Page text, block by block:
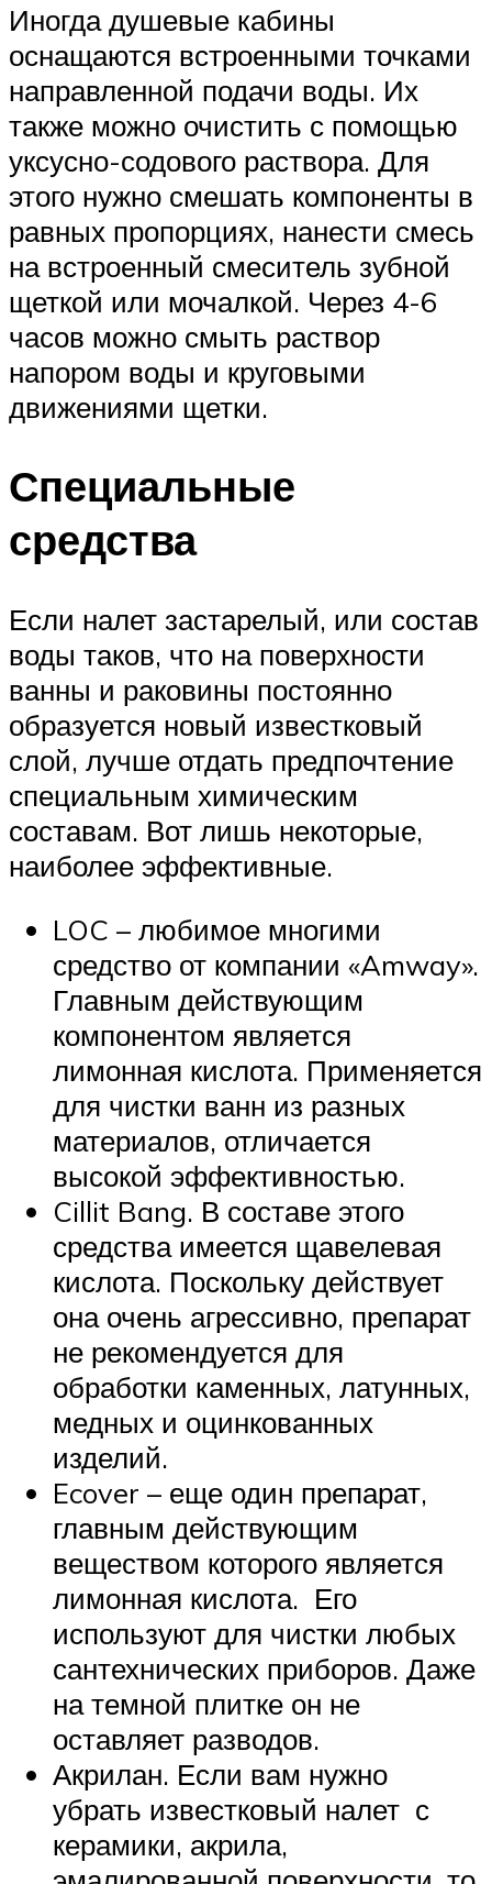
Иногда душевые кабины
оснащаются встроенными точками
направленной подачи воды. Их
также можно очистить с помощью
уксусно-содового раствора. Для
этого нужно смешать компоненты в
равных пропорциях, нанести смесь
на встроенный смеситель зубной
щеткой или мочалкой. Через 4-6
часов можно смыть раствор
напором воды и круговыми
движениями щетки.
Специальные
средства
Если налет застарелый, или состав
воды таков, что на поверхности
ванны и раковины постоянно
образуется новый известковый
слой, лучше отдать предпочтение
специальным химическим
составам. Вот лишь некоторые,
наиболее эффективные.
LOC – любимое многими
средство от компании «Amway».
Главным действующим
компонентом является
лимонная кислота. Применяется
для чистки ванн из разных
материалов, отличается
высокой эффективностью.
Cillit Bang. В составе этого
средства имеется щавелевая
кислота. Поскольку действует
она очень агрессивно, препарат
не рекомендуется для
обработки каменных, латунных,
медных и оцинкованных
изделий.
Ecover – еще один препарат,
главным действующим
веществом которого является
лимонная кислота. Его
используют для чистки любых
сантехнических приборов. Даже
на темной плитке он не
оставляет разводов.
Акрилан. Если вам нужно
убрать известковый налет с
керамики, акрила,